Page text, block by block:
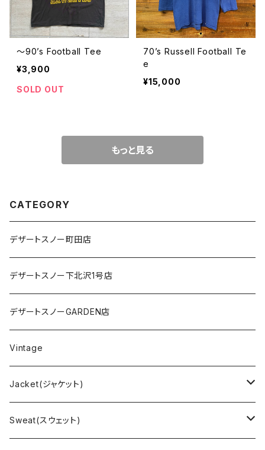
〜90’s Football Tee
¥3,900
SOLD OUT
70’s Russell Football Te
e
¥15,000
もっと見る
CATEGORY
デザートスノー町田店
デザートスノー下北沢1号店
デザートスノーGARDEN店
Vintage
Jacket(ジャケット)
US Military(ユーエスミリタリー)
Sweat(スウェット)